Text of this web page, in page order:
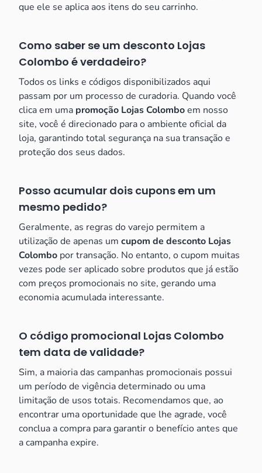
que ele se aplica aos itens do seu carrinho.
Como saber se um desconto Lojas
Colombo é verdadeiro?
Todos os links e códigos disponibilizados aqui
passam por um processo de curadoria. Quando você
clica em uma promoção Lojas Colomboem nosso
site, você é direcionado para o ambiente oficial da
loja, garantindo total segurança na sua transação e
proteção dos seus dados.
Posso acumular dois cupons em um
mesmo pedido?
Geralmente, as regras do varejo permitem a
utilização de apenas um cupom de desconto Lojas
Colombo por transação. No entanto, o cupom muitas
vezes pode ser aplicado sobre produtos que já estão
com preços promocionais no site, gerando uma
economia acumulada interessante.
O código promocional Lojas Colombo
tem data de validade?
Sim, a maioria das campanhas promocionais possui
um período de vigência determinado ou uma
limitação de usos totais. Recomendamos que, ao
encontrar uma oportunidade que lhe agrade, você
conclua a compra para garantir o benefício antes que
a campanha expire.